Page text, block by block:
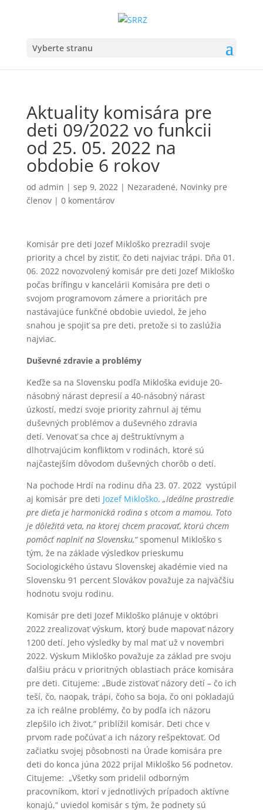
Vyberte stranu
Aktuality komisára pre
deti 09/2022 vo funkcii
od 25. 05. 2022 na
obdobie 6 rokov
od admin | sep 9, 2022 | Nezaradené, Novinky pre
členov| 0 komentárov
Komisár pre deti Jozef Mikloško prezradil svoje
priority a chcel by zistiť, čo deti najviac trápi. Dňa 01.
06. 2022 novozvolený komisár pre deti Jozef Mikloško
počas brífingu v kancelárii Komisára pre deti o
svojom programovom zámere a prioritách pre
nastávajúce funkčné obdobie uviedol, že jeho
snahou je spojiť sa pre deti, pretože si to zaslúžia
najviac.
Duševné zdravie a problémy
Keďže sa na Slovensku podľa Mikloška eviduje 20-
násobný nárast depresií a 40-násobný nárast
úzkostí, medzi svoje priority zahrnul aj tému
duševných problémov a duševného zdravia
detí. Venovať sa chce aj deštruktívnym a
dlhotrvajúcim konfliktom v rodinách, ktoré sú
najčastejším dôvodom duševných chorôb o detí.
Na pochode Hrdí na rodinu dňa 23. 07. 2022 vystúpil
aj komisár pre deti Jozef Mikloško. „Ideálne prostredie
pre dieťa je harmonická rodina s otcom a mamou. Toto
je dôležitá veta, na ktorej chcem pracovať, ktorú chcem
pomôcť naplniť na Slovensku,“spomenul Mikloško s
tým, že na základe výsledkov prieskumu
Sociologického ústavu Slovenskej akadémie vied na
Slovensku 91 percent Slovákov považuje za najväčšiu
hodnotu svoju rodinu.
Komisár pre deti Jozef Mikloško plánuje v októbri
2022 zrealizovať výskum, ktorý bude mapovať názory
1200 detí. Jeho výsledky by mal mať už v novembri
2022. Výskum Mikloško považuje za základ pre svoju
ďalšiu prácu v prioritných oblastiach práce komisára
pre deti. Citujeme: „Bude zisťovať názory detí – čo ich
teší, čo, naopak, trápi, čoho sa boja, čo oni pokladajú
za ich reálne problémy, čo by podľa ich názoru
zlepšilo ich život,“ priblížil komisár. Deti chce v
prvom rade počúvať a ich názory rešpektovať. Od
začiatku svojej pôsobnosti na Úrade komisára pre
deti do konca júna 2022 prijal Mikloško 56 podnetov.
Citujeme: „Všetky som pridelil odborným
pracovníkom, ktorí v jednotlivých prípadoch aktívne
konajú,“ uviedol komisár s tým, že podnety sú